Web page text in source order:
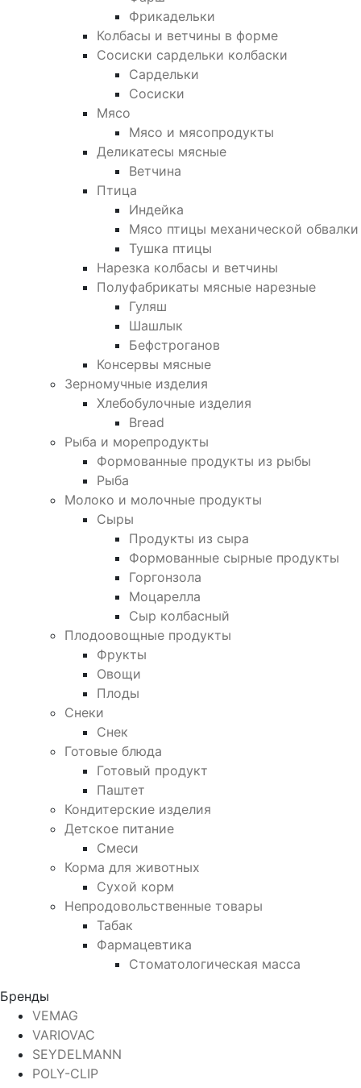
Фрикадельки
Колбасы и ветчины в форме
Сосиски сардельки колбаски
Сардельки
Сосиски
Мясо
Мясо и мясопродукты
Деликатесы мясные
Ветчина
Птица
Индейка
Мясо птицы механической обвалки
Тушка птицы
Нарезка колбасы и ветчины
Полуфабрикаты мясные нарезные
Гуляш
Шашлык
Бефстроганов
Консервы мясные
Зерномучные изделия
Хлебобулочные изделия
Bread
Рыба и морепродукты
Формованные продукты из рыбы
Рыба
Молоко и молочные продукты
Сыры
Продукты из сыра
Формованные сырные продукты
Горгонзола
Моцарелла
Сыр колбасный
Плодоовощные продукты
Фрукты
Овощи
Плоды
Снеки
Снек
Готовые блюда
Готовый продукт
Паштет
Кондитерские изделия
Детское питание
Смеси
Корма для животных
Сухой корм
Непродовольственные товары
Табак
Фармацевтика
Стоматологическая масса
Бренды
VEMAG
VARIOVAC
SEYDELMANN
POLY-CLIP